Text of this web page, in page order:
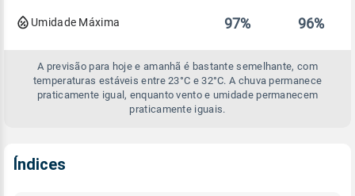
Umidade Máxima 97% 96%
A previsão para hoje e amanhã é bastante semelhante, com
temperaturas estáveis entre 23°C e 32°C. A chuva permanece
praticamente igual, enquanto vento e umidade permanecem
praticamente iguais.
Índices